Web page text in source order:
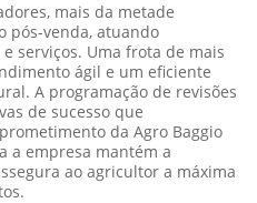
mais da metade
pós-venda, atuando
serviços. Uma frota de mais
ágil e um eficiente
A programação de revisões
de sucesso que
da Agro Baggio
a empresa mantém a
ao agricultor a máxima